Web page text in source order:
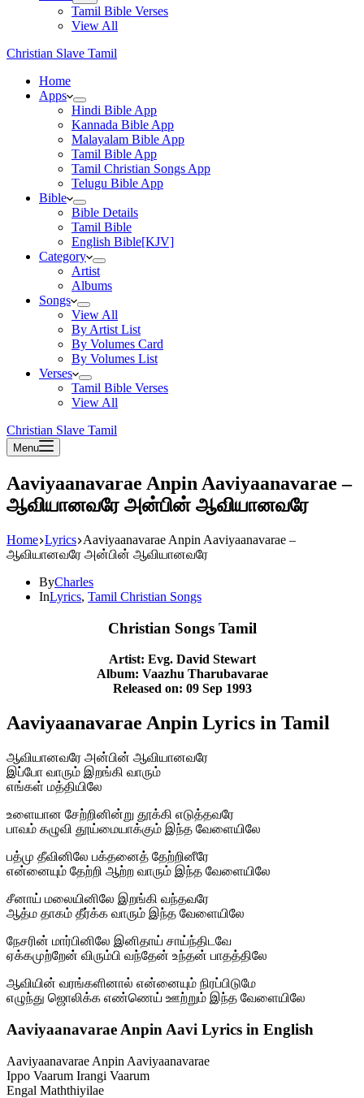
Tamil Bible Verses
View All
Christian Slave Tamil
Home
Apps
Hindi Bible App
Kannada Bible App
Malayalam Bible App
Tamil Bible App
Tamil Christian Songs App
Telugu Bible App
Bible
Bible Details
Tamil Bible
English Bible[KJV]
Category
Artist
Albums
Songs
View All
By Artist List
By Volumes Card
By Volumes List
Verses
Tamil Bible Verses
View All
Christian Slave Tamil
Menu
Aaviyaanavarae Anpin Aaviyaanavarae –
ஆவியானவரே அன்பின் ஆவியானவரே
Home Lyrics Aaviyaanavarae Anpin Aaviyaanavarae –
ஆவியானவரே அன்பின் ஆவியானவரே
ByCharles
InLyrics, Tamil Christian Songs
Christian Songs Tamil
Artist: Evg. David Stewart
Album: Vaazhu Tharubavarae
Released on: 09 Sep 1993
Aaviyaanavarae Anpin Lyrics in Tamil
ஆவியானவரே அன்பின் ஆவியானவரே
இப்போ வாரும் இறங்கி வாரும்
எங்கள் மத்தியிலே
உளையான சேற்றினின்று தூக்கி எடுத்தவரே
பாவம் கழுவி தூய்மையாக்கும் இந்த வேளையிலே
பத்மு தீவினிலே பக்தனைத் தேற்றினீரே
என்னையும் தேற்றி ஆற்ற வாரும் இந்த வேளையிலே
சீனாய் மலையினிலே இறங்கி வந்தவரே
ஆத்ம தாகம் தீர்க்க வாரும் இந்த வேளையிலே
நேசரின் மார்பினிலே இனிதாய் சாய்ந்திடவே
ஏக்கமுற்றேன் விரும்பி வந்தேன் உந்தன் பாதத்திலே
ஆவியின் வரங்களினால் என்னையும் நிரப்பிடுமே
எழுந்து ஜொலிக்க எண்ணெய் ஊற்றும் இந்த வேளையிலே
Aaviyaanavarae Anpin Aavi Lyrics in English
Aaviyaanavarae Anpin Aaviyaanavarae
Ippo Vaarum Irangi Vaarum
Engal Maththiyilae